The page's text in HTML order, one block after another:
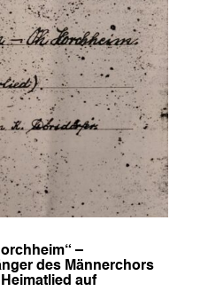
–
des Männerchors
auf